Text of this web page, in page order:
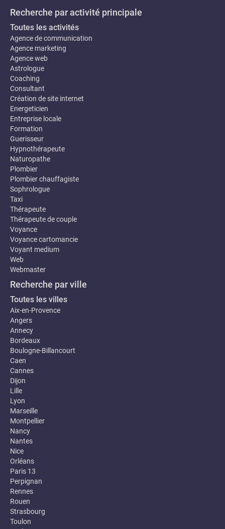
Recherche par activité principale
Toutes les activités
Agence de communication
Agence marketing
Agence web
Astrologue
Coaching
Consultant
Création de site internet
Energeticien
Entreprise locale
Formation
Guerisseur
Hypnothérapeute
Naturopathe
Plombier
Plombier chauffagiste
Sophrologue
Taxi
Thérapeute
Thérapeute de couple
Voyance
Voyance cartomancie
Voyant medium
Web
Webmaster
Recherche par ville
Toutes les villes
Aix-en-Provence
Angers
Annecy
Bordeaux
Boulogne-Billancourt
Caen
Cannes
Dijon
Lille
Lyon
Marseille
Montpellier
Nancy
Nantes
Nice
Orléans
Paris 13
Perpignan
Rennes
Rouen
Strasbourg
Toulon